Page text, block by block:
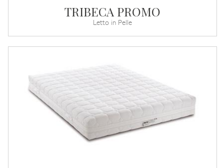
TRIBECA PROMO
Letto in Pelle